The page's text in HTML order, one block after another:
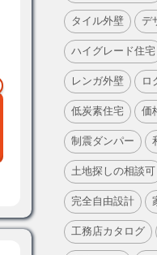
タイル外壁 デ
ハイグレード住宅
レンガ外壁 ロ
低炭素住宅 価
制震ダンパー
土地探しの相談可
完全自由設計
工務店カタログ